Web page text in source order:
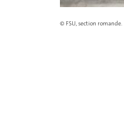
© FSU, section romande.